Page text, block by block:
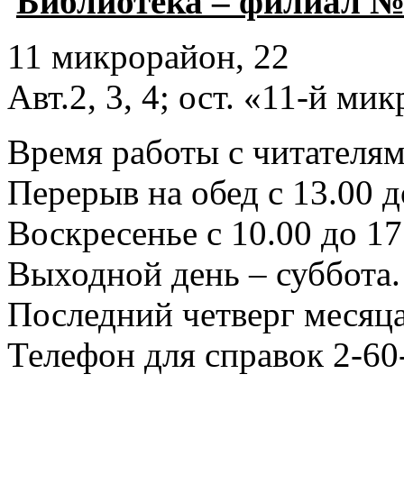
11 микрорайон, 22
Авт.2, 3, 4; ост. «11-й
Время работы с
Перерыв на обед с 13.00
Воскресенье с 10.00 до
Выходной день – суббота.
Последний четверг
Телефон для справок 2-